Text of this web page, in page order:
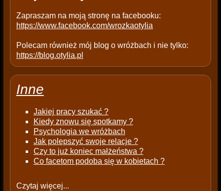
Zapraszam na moją stronę na facebooku:
https://www.facebook.com/wrozkaotylia
Polecam również mój blog o wróżbach i nie tylko:
https://blog.otylia.pl
Inne
Jakiej pracy szukać ?
Kiedy znowu się spotkamy ?
Psychologia we wróżbach
Jak polepszyć swoje relacje ?
Czy to już koniec małżeństwa ?
Co facetom podoba się w kobietach ?
Czytaj więcej...